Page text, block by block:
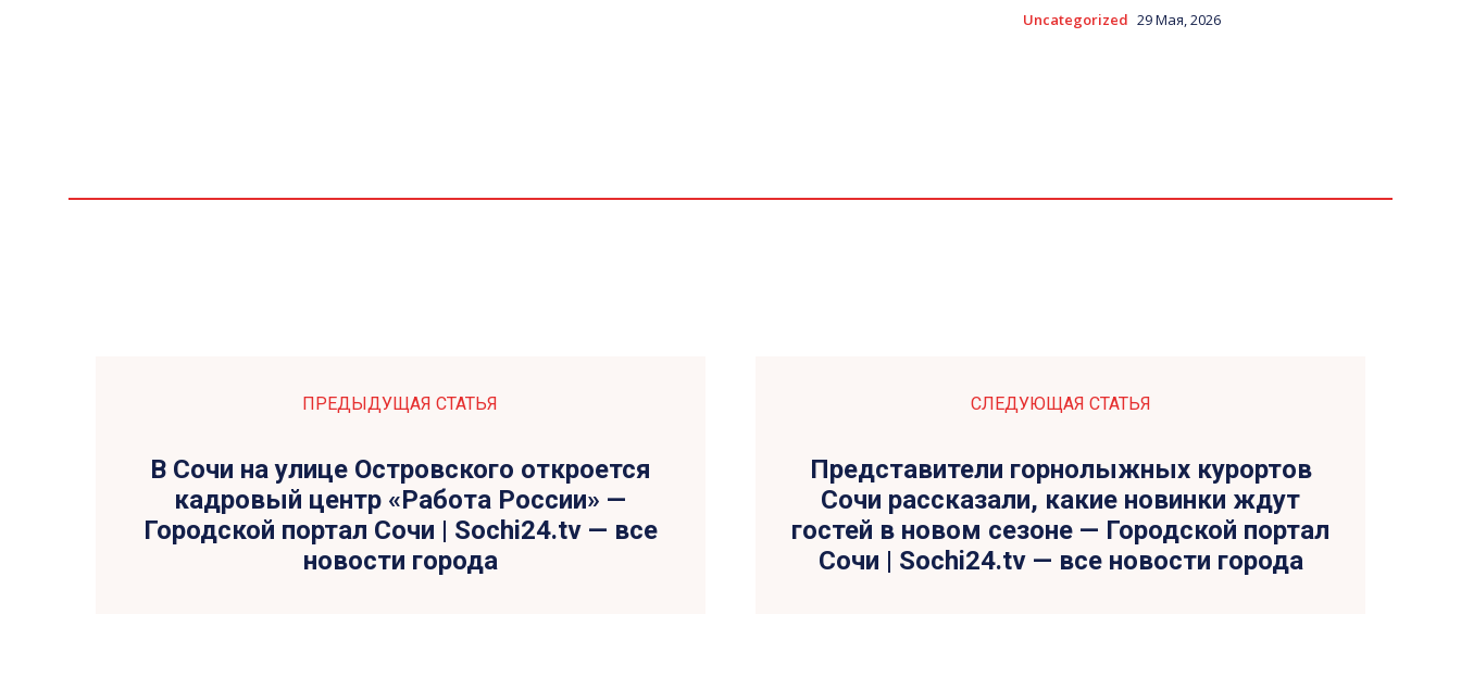
Uncategorized 29 Мая, 2026
ПРЕДЫДУЩАЯ СТАТЬЯ
В Сочи на улице Островского откроется
кадровый центр «Работа России» —
Городской портал Сочи | Sochi24.tv — все
новости города
СЛЕДУЮЩАЯ СТАТЬЯ
Представители горнолыжных курортов
Сочи рассказали, какие новинки ждут
гостей в новом сезоне — Городской портал
Сочи | Sochi24.tv — все новости города